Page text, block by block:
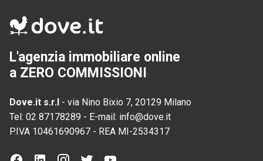
L'agenzia immobiliare online
a ZERO COMMISSIONI
Dove.it s.r.l - via Nino Bixio 7, 20129 Milano
Tel: 02 87178289 - E-mail: info@dove.it
P.IVA 10461690967 - REA MI-2534317